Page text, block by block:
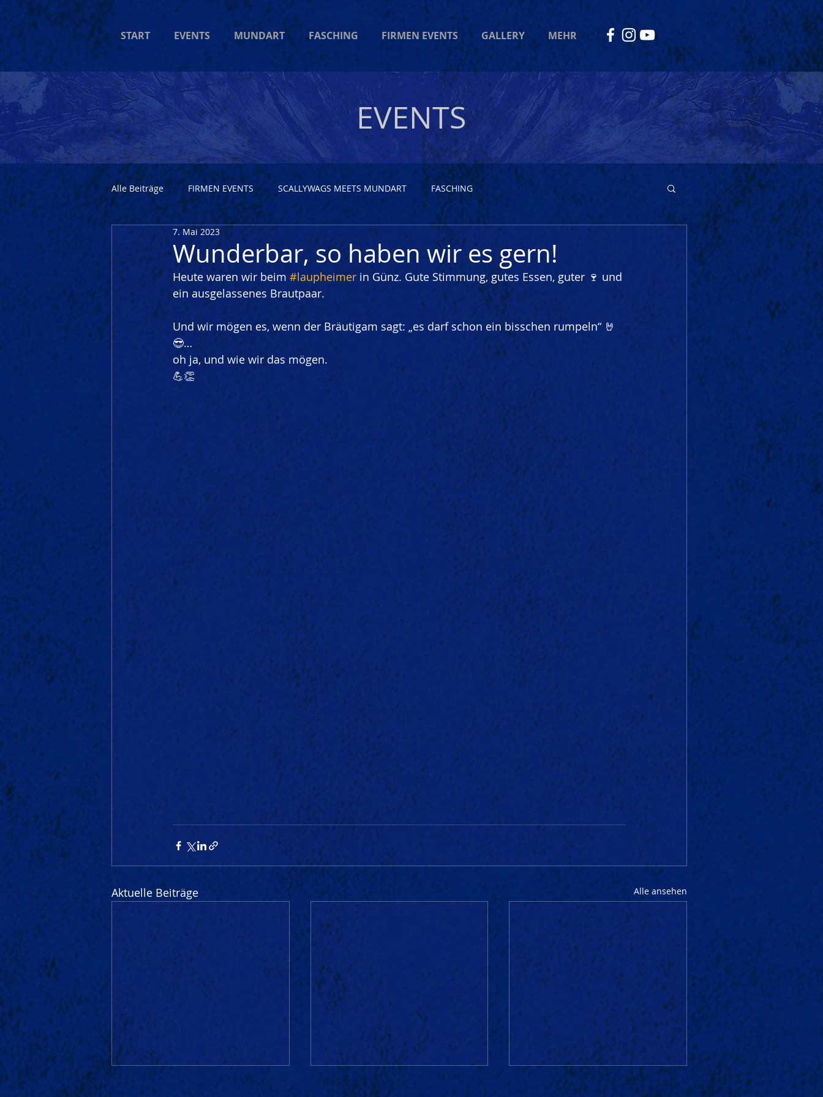
START EVENTS MUNDART FASCHING FIRMEN EVENTS GALLERY MEHR
EVENTS
Alle Beiträge FIRMEN EVENTS SCALLYWAGS MEETS MUNDART FASCHING
Wunderbar, so haben wir es gern!
7. Mai 2023
Heute waren wir beim #laupheimer in Günz. Gute Stimmung, gutes Essen, guter 🍷 und
ein ausgelassenes Brautpaar.
Und wir mögen es, wenn der Bräutigam sagt: „es darf schon ein bisschen rumpeln“ 🤘
😎…
oh ja, und wie wir das mögen.
💪👏
Aktuelle Beiträge Alle ansehen